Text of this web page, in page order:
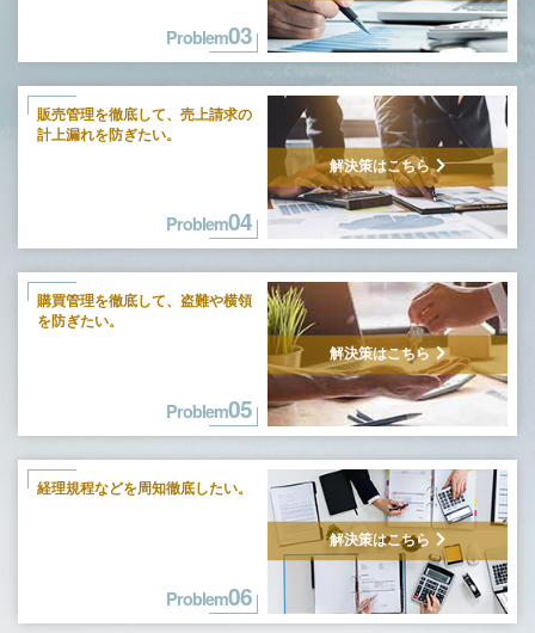
Problem03
販売管理を徹底して、 売上請求の
計上漏れを防ぎたい。
Problem04
解決策はこちら
購買管理を徹底して、 盗難や横領
を防ぎたい。
Problem05
解決策はこちら
経理規程などを周知徹底したい。
Problem06
解決策はこちら